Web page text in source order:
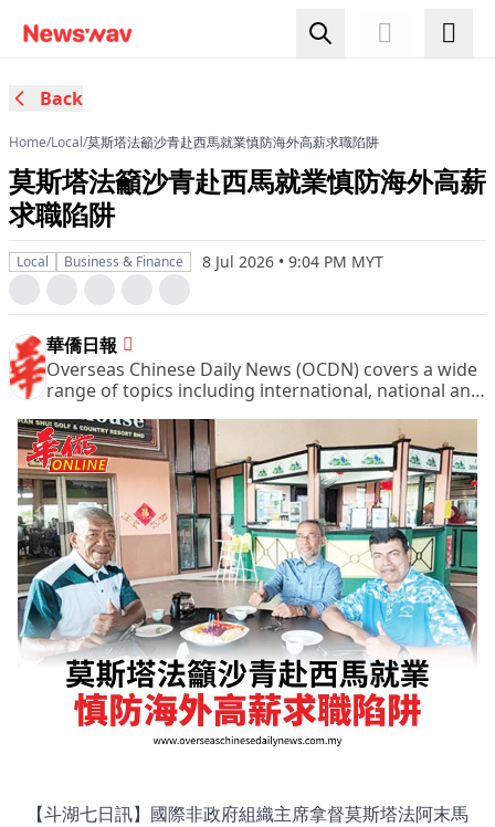
Back
Home/Local/莫斯塔法籲沙青赴西馬就業慎防海外高薪求職陷阱
莫斯塔法籲沙青赴西馬就業慎防海外高薪
求職陷阱
Local Business & Finance 8 Jul 2026 • 9:04 PM MYT
華僑日報
Overseas Chinese Daily News (OCDN) covers a wide
range of topics including international, national and
sports, entertainment and leisure, women column
and other pages of great interest.
【斗湖七日訊】國際非政府組織主席拿督莫斯塔法阿末馬